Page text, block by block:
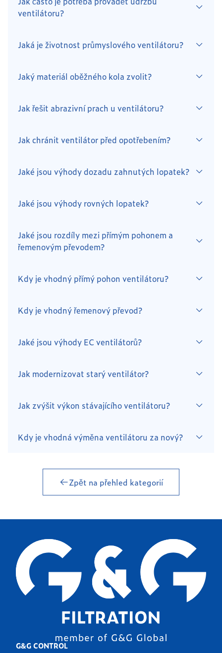
ventilátoru?
Jaká je životnost průmyslového ventilátoru?
Jaký materiál oběžného kola zvolit?
Jak řešit abrazivní prach u ventilátoru?
Jak chránit ventilátor před opotřebením?
Jaké jsou výhody dozadu zahnutých lopatek?
Jaké jsou výhody rovných lopatek?
Jaké jsou rozdíly mezi přímým pohonem a
řemenovým převodem?
Kdy je vhodný přímý pohon ventilátoru?
Kdy je vhodný řemenový převod?
Jaké jsou výhody EC ventilátorů?
Jak modernizovat starý ventilátor?
Jak zvýšit výkon stávajícího ventilátoru?
Kdy je vhodná výměna ventilátoru za nový?
Zpět na přehled kategorií
G&G CONTROL